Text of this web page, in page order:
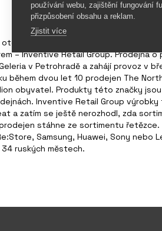
otevře první monobrandový obchod v
– Inventive Retail Group. Prodejna o
v Petrohradě a zahájí provoz v
během dvou let 10 prodejen The
obyvatel. Produkty této značky
Inventive Retail Group
a zatím se ještě nerozhodl, zda
stáhne ze sortimentu řetězce.
Samsung, Huawei, Sony nebo
ruských městech.
používání webu, zajištění fungování
přizpůsobení obsahu a reklam.
Zjistit více